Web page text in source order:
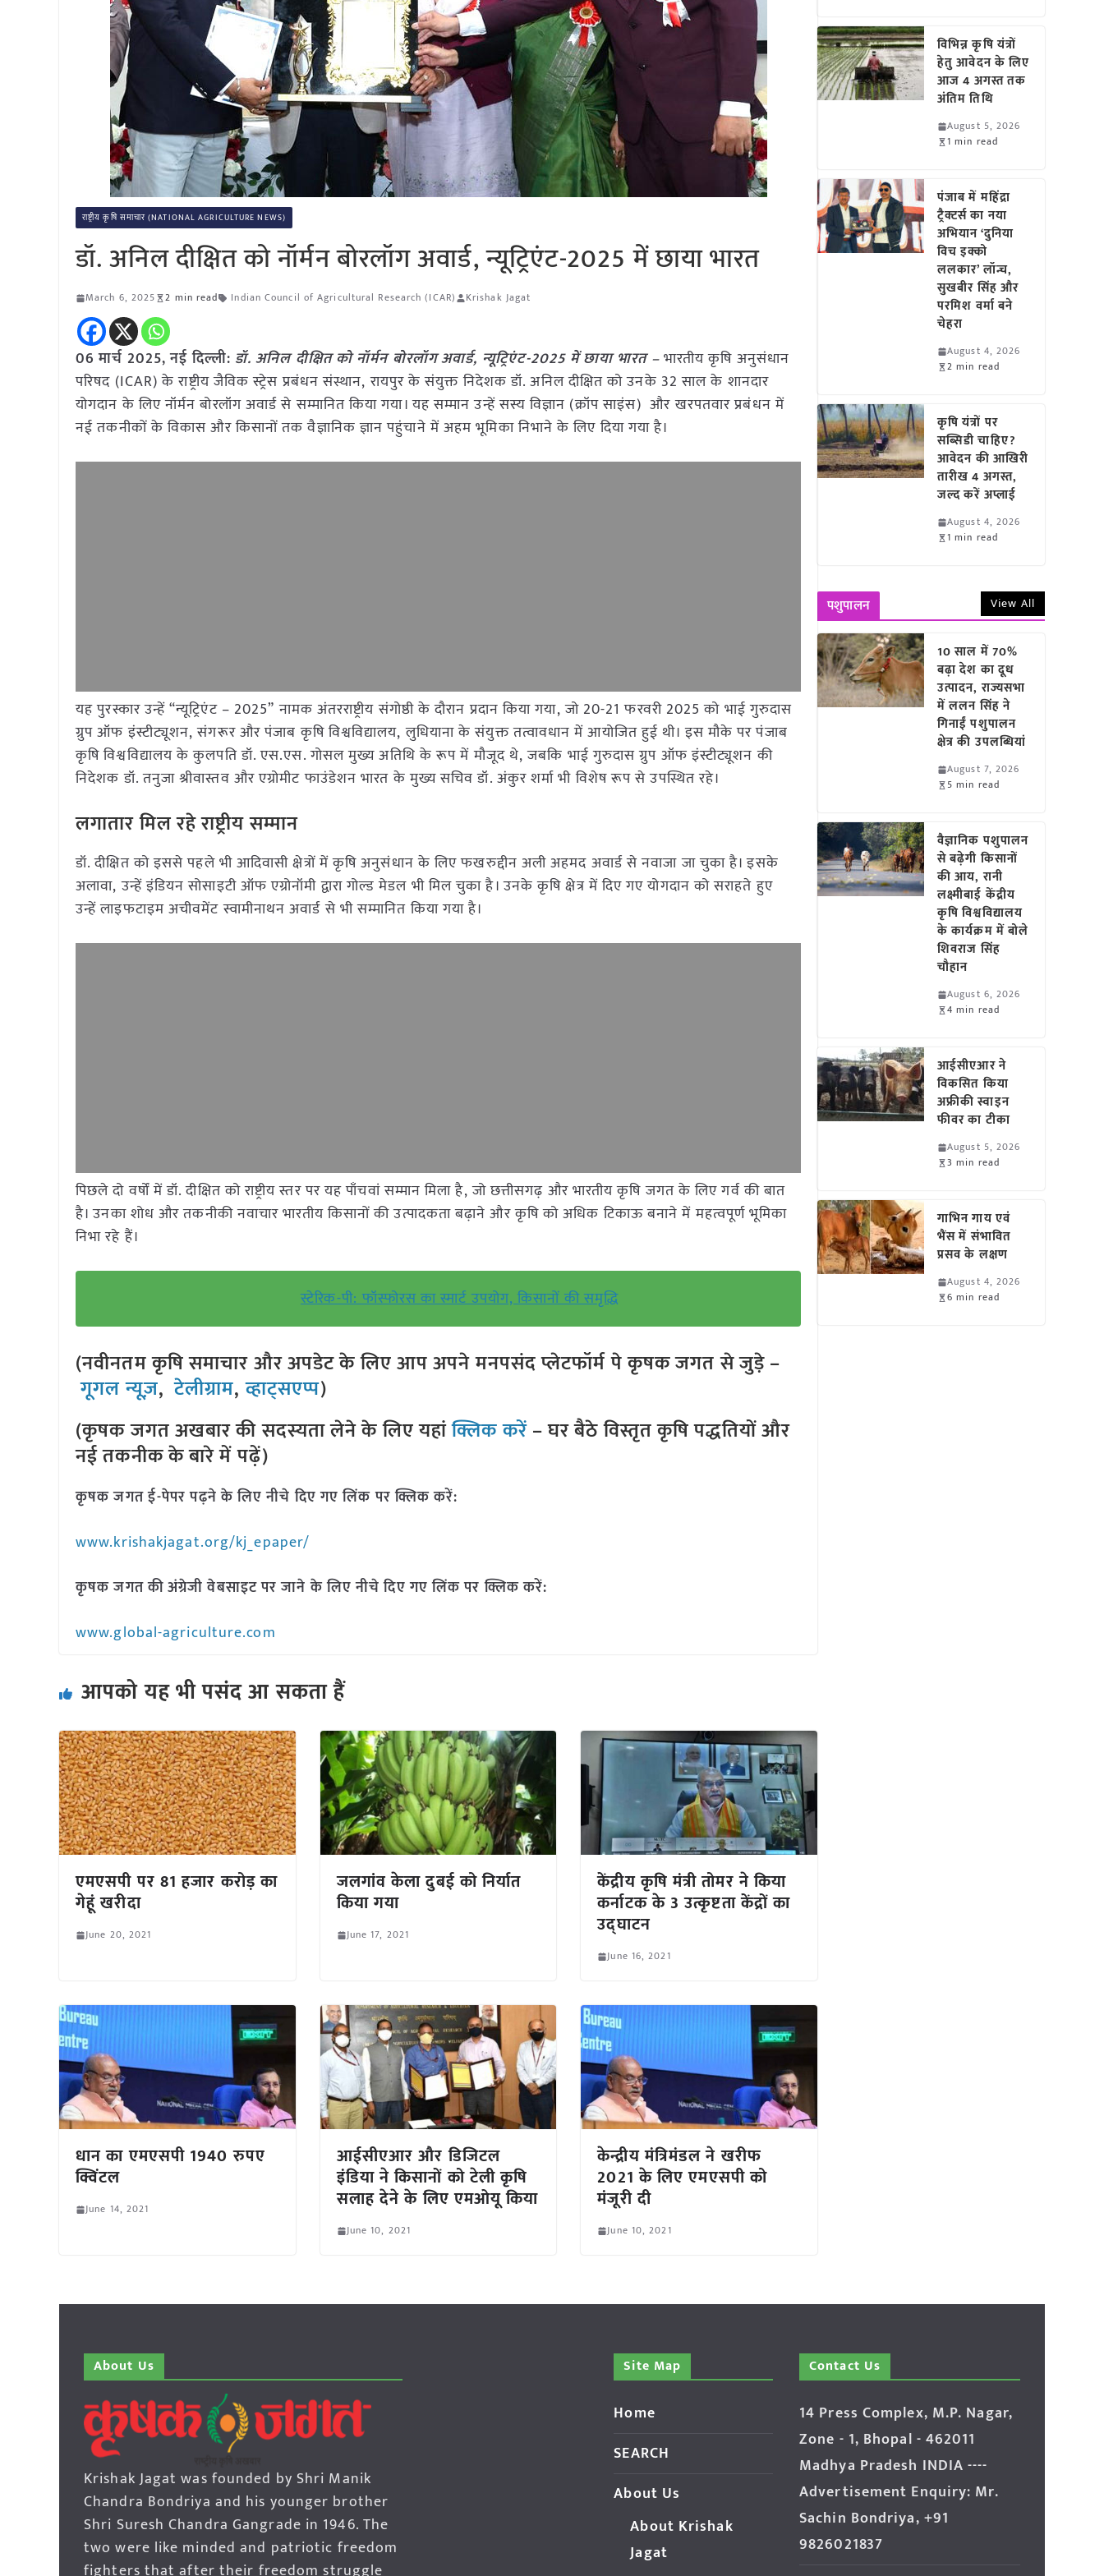
राष्ट्रीय कृषि समाचार (NATIONAL AGRICULTURE NEWS)
डॉ. अनिल दीक्षित को नॉर्मन बोरलॉग अवार्ड, न्यूट्रिएंट-2025 में छाया भारत
March 6, 2025 2 min read Indian Council of Agricultural Research (ICAR) Krishak Jagat
06 मार्च 2025, नई दिल्ली: डॉ. अनिल दीक्षित को नॉर्मन बोरलॉग अवार्ड, न्यूट्रिएंट-2025 में छाया भारत –भारतीय कृषि अनुसंधान
परिषद (ICAR) के राष्ट्रीय जैविक स्ट्रेस प्रबंधन संस्थान, रायपुर के संयुक्त निदेशक डॉ. अनिल दीक्षित को उनके 32 साल के शानदार
योगदान के लिए नॉर्मन बोरलॉग अवार्ड से सम्मानित किया गया। यह सम्मान उन्हें सस्य विज्ञान (क्रॉप साइंस) और खरपतवार प्रबंधन में
नई तकनीकों के विकास और किसानों तक वैज्ञानिक ज्ञान पहुंचाने में अहम भूमिका निभाने के लिए दिया गया है।
यह पुरस्कार उन्हें “न्यूट्रिएंट – 2025” नामक अंतरराष्ट्रीय संगोष्ठी के दौरान प्रदान किया गया, जो 20-21 फरवरी 2025 को भाई गुरुदास
ग्रुप ऑफ इंस्टीट्यूशन, संगरूर और पंजाब कृषि विश्वविद्यालय, लुधियाना के संयुक्त तत्वावधान में आयोजित हुई थी। इस मौके पर पंजाब
कृषि विश्वविद्यालय के कुलपति डॉ. एस.एस. गोसल मुख्य अतिथि के रूप में मौजूद थे, जबकि भाई गुरुदास ग्रुप ऑफ इंस्टीट्यूशन की
निदेशक डॉ. तनुजा श्रीवास्तव और एग्रोमीट फाउंडेशन भारत के मुख्य सचिव डॉ. अंकुर शर्मा भी विशेष रूप से उपस्थित रहे।
लगातार मिल रहे राष्ट्रीय सम्मान
डॉ. दीक्षित को इससे पहले भी आदिवासी क्षेत्रों में कृषि अनुसंधान के लिए फखरुद्दीन अली अहमद अवार्ड से नवाजा जा चुका है। इसके
अलावा, उन्हें इंडियन सोसाइटी ऑफ एग्रोनॉमी द्वारा गोल्ड मेडल भी मिल चुका है। उनके कृषि क्षेत्र में दिए गए योगदान को सराहते हुए
उन्हें लाइफटाइम अचीवमेंट स्वामीनाथन अवार्ड से भी सम्मानित किया गया है।
पिछले दो वर्षों में डॉ. दीक्षित को राष्ट्रीय स्तर पर यह पाँचवां सम्मान मिला है, जो छत्तीसगढ़ और भारतीय कृषि जगत के लिए गर्व की बात
है। उनका शोध और तकनीकी नवाचार भारतीय किसानों की उत्पादकता बढ़ाने और कृषि को अधिक टिकाऊ बनाने में महत्वपूर्ण भूमिका
निभा रहे हैं।
स्टेरिक-पी: फॉस्फोरस का स्मार्ट उपयोग, किसानों की समृद्धि
(नवीनतम कृषि समाचार और अपडेट के लिए आप अपने मनपसंद प्लेटफॉर्म पे कृषक जगत से जुड़े –
गूगल न्यूज़,टेलीग्राम,व्हाट्सएप्प)
(कृषक जगत अखबार की सदस्यता लेने के लिए यहांक्लिक करें– घर बैठे विस्तृत कृषि पद्धतियों और
नई तकनीक के बारे में पढ़ें)
कृषक जगत ई-पेपर पढ़ने के लिए नीचे दिए गए लिंक पर क्लिक करें:
www.krishakjagat.org/kj_epaper/
कृषक जगत की अंग्रेजी वेबसाइट पर जाने के लिए नीचे दिए गए लिंक पर क्लिक करें:
www.global-agriculture.com
आपको यह भी पसंद आ सकता हैं
एमएसपी पर 81 हजार करोड़ का
गेहूं खरीदा
June 20, 2021
जलगांव केला दुबई को निर्यात
किया गया
June 17, 2021
केंद्रीय कृषि मंत्री तोमर ने किया
कर्नाटक के 3 उत्कृष्टता केंद्रों का
उद्घाटन
June 16, 2021
धान का एमएसपी 1940 रुपए
क्विंटल
June 14, 2021
आईसीएआर और डिजिटल
इंडिया ने किसानों को टेली कृषि
सलाह देने के लिए एमओयू किया
June 10, 2021
केन्द्रीय मंत्रिमंडल ने खरीफ
2021 के लिए एमएसपी को
मंजूरी दी
June 10, 2021
विभिन्न कृषि यंत्रों
हेतु आवेदन के लिए
आज 4 अगस्त तक
अंतिम तिथि
August 5, 2026
1 min read
पंजाब में महिंद्रा
ट्रैक्टर्स का नया
अभियान ‘दुनिया
विच इक्को
ललकार’ लॉन्च,
सुखबीर सिंह और
परमिश वर्मा बने
चेहरा
August 4, 2026
2 min read
कृषि यंत्रों पर
सब्सिडी चाहिए?
आवेदन की आखिरी
तारीख 4 अगस्त,
जल्द करें अप्लाई
August 4, 2026
1 min read
पशुपालन View All
10 साल में 70%
बढ़ा देश का दूध
उत्पादन, राज्यसभा
में ललन सिंह ने
गिनाईं पशुपालन
क्षेत्र की उपलब्धियां
August 7, 2026
5 min read
वैज्ञानिक पशुपालन
से बढ़ेगी किसानों
की आय, रानी
लक्ष्मीबाई केंद्रीय
कृषि विश्वविद्यालय
के कार्यक्रम में बोले
शिवराज सिंह
चौहान
August 6, 2026
4 min read
आईसीएआर ने
विकसित किया
अफ्रीकी स्वाइन
फीवर का टीका
August 5, 2026
3 min read
गाभिन गाय एवं
भैंस में संभावित
प्रसव के लक्षण
August 4, 2026
6 min read
About Us
Krishak Jagat was founded by Shri Manik
Chandra Bondriya and his younger brother
Shri Suresh Chandra Gangrade in 1946. The
two were like minded and patriotic freedom
Site Map
Home
SEARCH
About Us
About Krishak
Jagat
Contact Us
14 Press Complex, M.P. Nagar,
Zone - 1, Bhopal - 462011
Madhya Pradesh INDIA ----
Advertisement Enquiry: Mr.
Sachin Bondriya, +91
9826021837